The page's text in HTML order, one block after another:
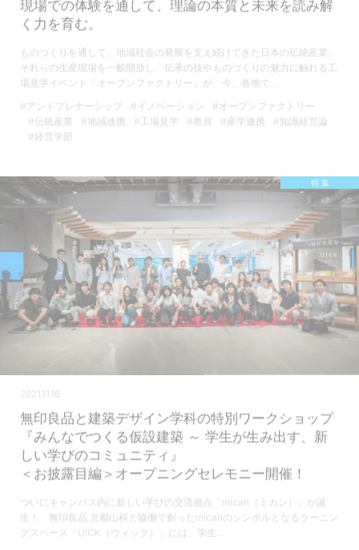
現場での体験を通して、理論の本質と未来を読み解
く力を育む。
ものづくりを通して、地域社会の発展を支え続けてきた日本の伝統産業。
それらの生産現場を一般開放し、伝承の技やものづくりの魅力に触れる工
場見学イベント「オープンファクトリー」が、今、各地で…
#アントプレナーシップ
#イノベーション
#オープンファクトリー
#伝統産業
#地域連携 #工場見学 #教員 #産学連携
#知識経営論
#経営学部
特 集
2021.11.16
無印良品と建築デザイン学科の特別ワークショップ
『みんなでつくる仮設建築 ～ 学生が生み出す、新
しい学びのコミュニティ』
＜お披露目編＞オープニングセレモニー開催！
ついにキャンパス内に新しい学びの交流拠点「mican（ミカン）」が誕
生！ 無印良品 京都山科と協働で創ったmicanのシンボルとなるラーニン
グスペース「UICK（ウィック）」には、学生…